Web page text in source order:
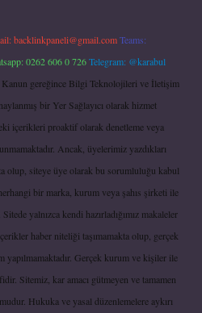
backlinkpaneli@gmail.com Teams:
0262 606 0 726Telegram: @karabul
Kanun gereğince Bilgi Teknolojileri ve İletişim
bir Yer Sağlayıcı olarak hizmet
içerikleri proaktif olarak denetleme veya
Ancak, üyelerimiz yazdıkları
olup, siteye üye olarak bu sorumluluğu kabul
bir marka, kurum veya şahıs şirketi ile
yalnızca kendi hazırladığımız makaleler
haber niteliği taşımamakta olup, gerçek
yapılmamaktadır. Gerçek kurum ve kişiler ile
Sitemiz, kar amacı gütmeyen ve tamamen
Hukuka ve yasal düzenlemelere aykırı